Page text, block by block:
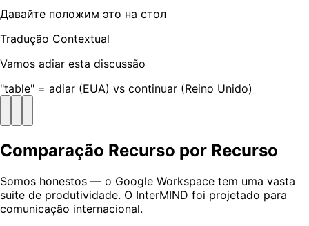
Давайте положим это на стол
Tradução Contextual
Vamos adiar esta discussão
"table" = adiar (EUA) vs continuar (Reino Unido)
Comparação Recurso por Recurso
Somos honestos — o Google Workspace tem uma vasta
suite de produtividade. O InterMIND foi projetado para
comunicação internacional.